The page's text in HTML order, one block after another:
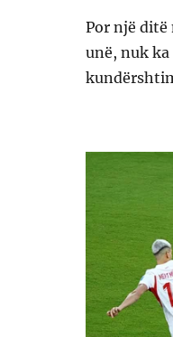
Por një ditë
unë, nuk ka